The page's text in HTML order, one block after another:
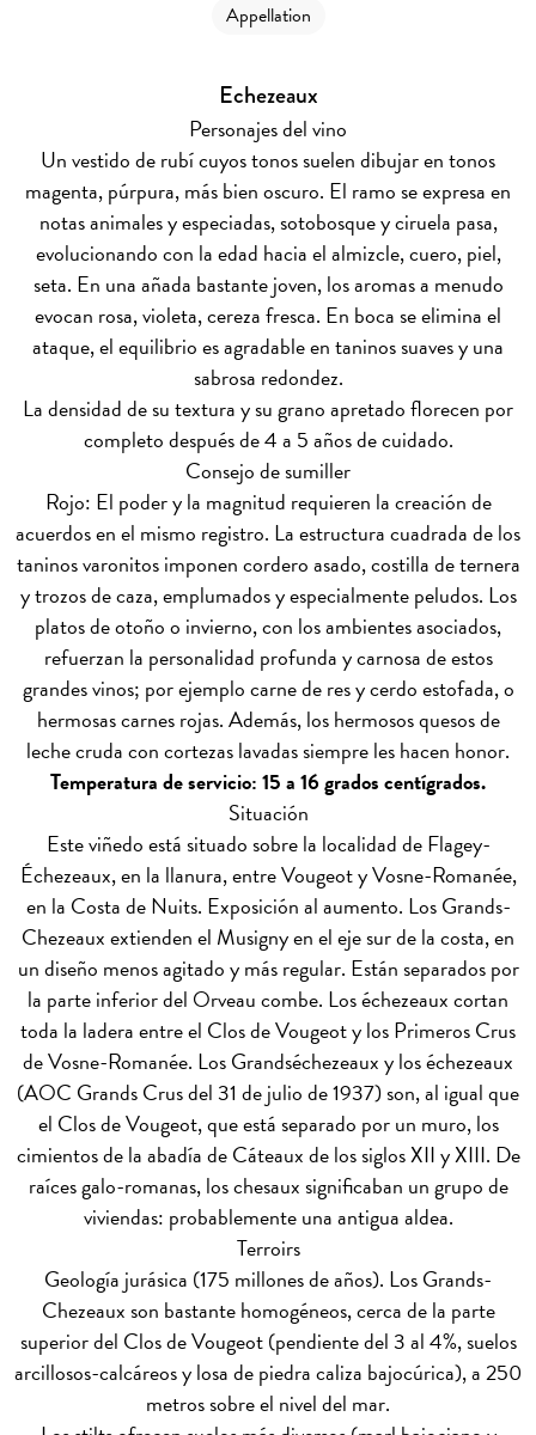
Appellation
Echezeaux
Personajes del vino
Un vestido de rubí cuyos tonos suelen dibujar en tonos
magenta, púrpura, más bien oscuro. El ramo se expresa en
notas animales y especiadas, sotobosque y ciruela pasa,
evolucionando con la edad hacia el almizcle, cuero, piel,
seta. En una añada bastante joven, los aromas a menudo
evocan rosa, violeta, cereza fresca. En boca se elimina el
ataque, el equilibrio es agradable en taninos suaves y una
sabrosa redondez.
La densidad de su textura y su grano apretado florecen por
completo después de 4 a 5 años de cuidado.
Consejo de sumiller
Rojo: El poder y la magnitud requieren la creación de
acuerdos en el mismo registro. La estructura cuadrada de los
taninos varonitos imponen cordero asado, costilla de ternera
y trozos de caza, emplumados y especialmente peludos. Los
platos de otoño o invierno, con los ambientes asociados,
refuerzan la personalidad profunda y carnosa de estos
grandes vinos; por ejemplo carne de res y cerdo estofada, o
hermosas carnes rojas. Además, los hermosos quesos de
leche cruda con cortezas lavadas siempre les hacen honor.
Temperatura de servicio: 15 a 16 grados centígrados.
Situación
Este viñedo está situado sobre la localidad de Flagey-
Échezeaux, en la llanura, entre Vougeot y Vosne-Romanée,
en la Costa de Nuits. Exposición al aumento. Los Grands-
Chezeaux extienden el Musigny en el eje sur de la costa, en
un diseño menos agitado y más regular. Están separados por
la parte inferior del Orveau combe. Los échezeaux cortan
toda la ladera entre el Clos de Vougeot y los Primeros Crus
de Vosne-Romanée. Los Grandséchezeaux y los échezeaux
(AOC Grands Crus del 31 de julio de 1937) son, al igual que
el Clos de Vougeot, que está separado por un muro, los
cimientos de la abadía de Cáteaux de los siglos XII y XIII. De
raíces galo-romanas, los chesaux significaban un grupo de
viviendas: probablemente una antigua aldea.
Terroirs
Geología jurásica (175 millones de años). Los Grands-
Chezeaux son bastante homogéneos, cerca de la parte
superior del Clos de Vougeot (pendiente del 3 al 4%, suelos
arcillosos-calcáreos y losa de piedra caliza bajocúrica), a 250
metros sobre el nivel del mar.